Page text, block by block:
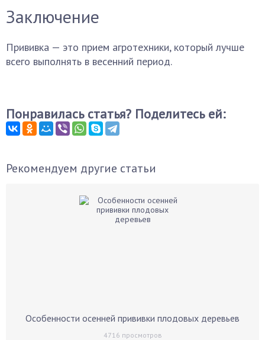
Заключение
Прививка — это прием агротехники, который лучше
всего выполнять в весенний период.
Понравилась статья? Поделитесь ей:
Рекомендуем другие статьи
Особенности осенней прививки плодовых деревьев
4716 просмотров